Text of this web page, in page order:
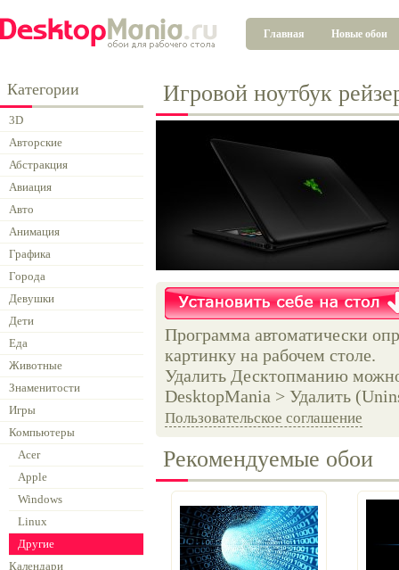
Главная Новые обои
Категории
3D
Авторские
Абстракция
Авиация
Авто
Анимация
Графика
Города
Девушки
Дети
Еда
Животные
Знаменитости
Игры
Компьютеры
Acer
Apple
Windows
Linux
Другие
Календари
Игровой ноутбук
Программа автоматически
картинку на рабочем столе.
Удалить Десктопманию
DesktopMania > Удалить
Пользовательское соглашение
Рекомендуемые обои